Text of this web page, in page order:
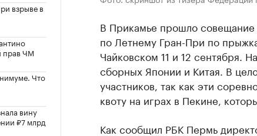
взрыве в
прав ЧМ
Что
вину
₽7 млрд
В Прикамье прошло
по Летнему Гран-При по
Чайковском 11 и 12 сентября.
сборных Японии и Китая. В
участников, так как эти
квоту на играх в Пекине,
Как сообщил РБК Пермь